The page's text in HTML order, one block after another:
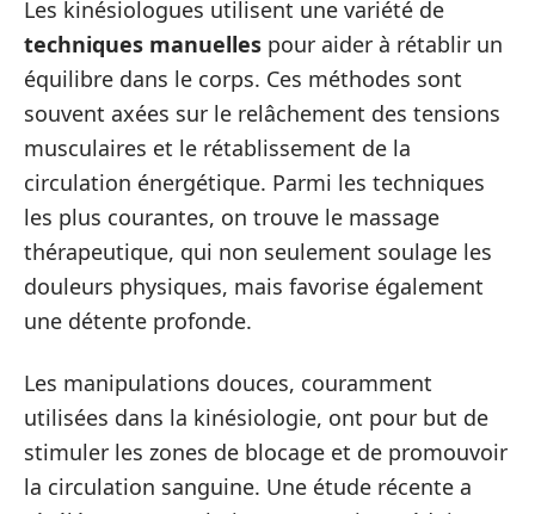
Les kinésiologues utilisent une variété de
techniques manuelles pour aider à rétablir un
équilibre dans le corps. Ces méthodes sont
souvent axées sur le relâchement des tensions
musculaires et le rétablissement de la
circulation énergétique. Parmi les techniques
les plus courantes, on trouve le massage
thérapeutique, qui non seulement soulage les
douleurs physiques, mais favorise également
une détente profonde.
Les manipulations douces, couramment
utilisées dans la kinésiologie, ont pour but de
stimuler les zones de blocage et de promouvoir
la circulation sanguine. Une étude récente a